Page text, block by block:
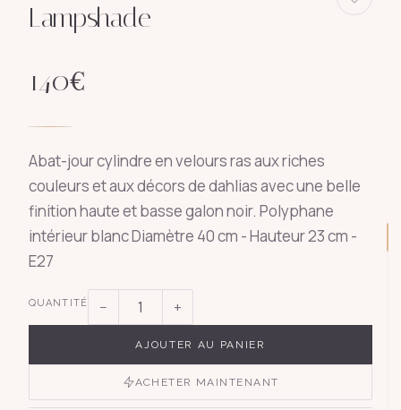
Lampshade
140€
Abat-jour cylindre en velours ras aux riches
couleurs et aux décors de dahlias avec une belle
finition haute et basse galon noir. Polyphane
intérieur blanc Diamètre 40 cm - Hauteur 23 cm -
E27
QUANTITÉ − +
AJOUTER AU PANIER
ACHETER MAINTENANT